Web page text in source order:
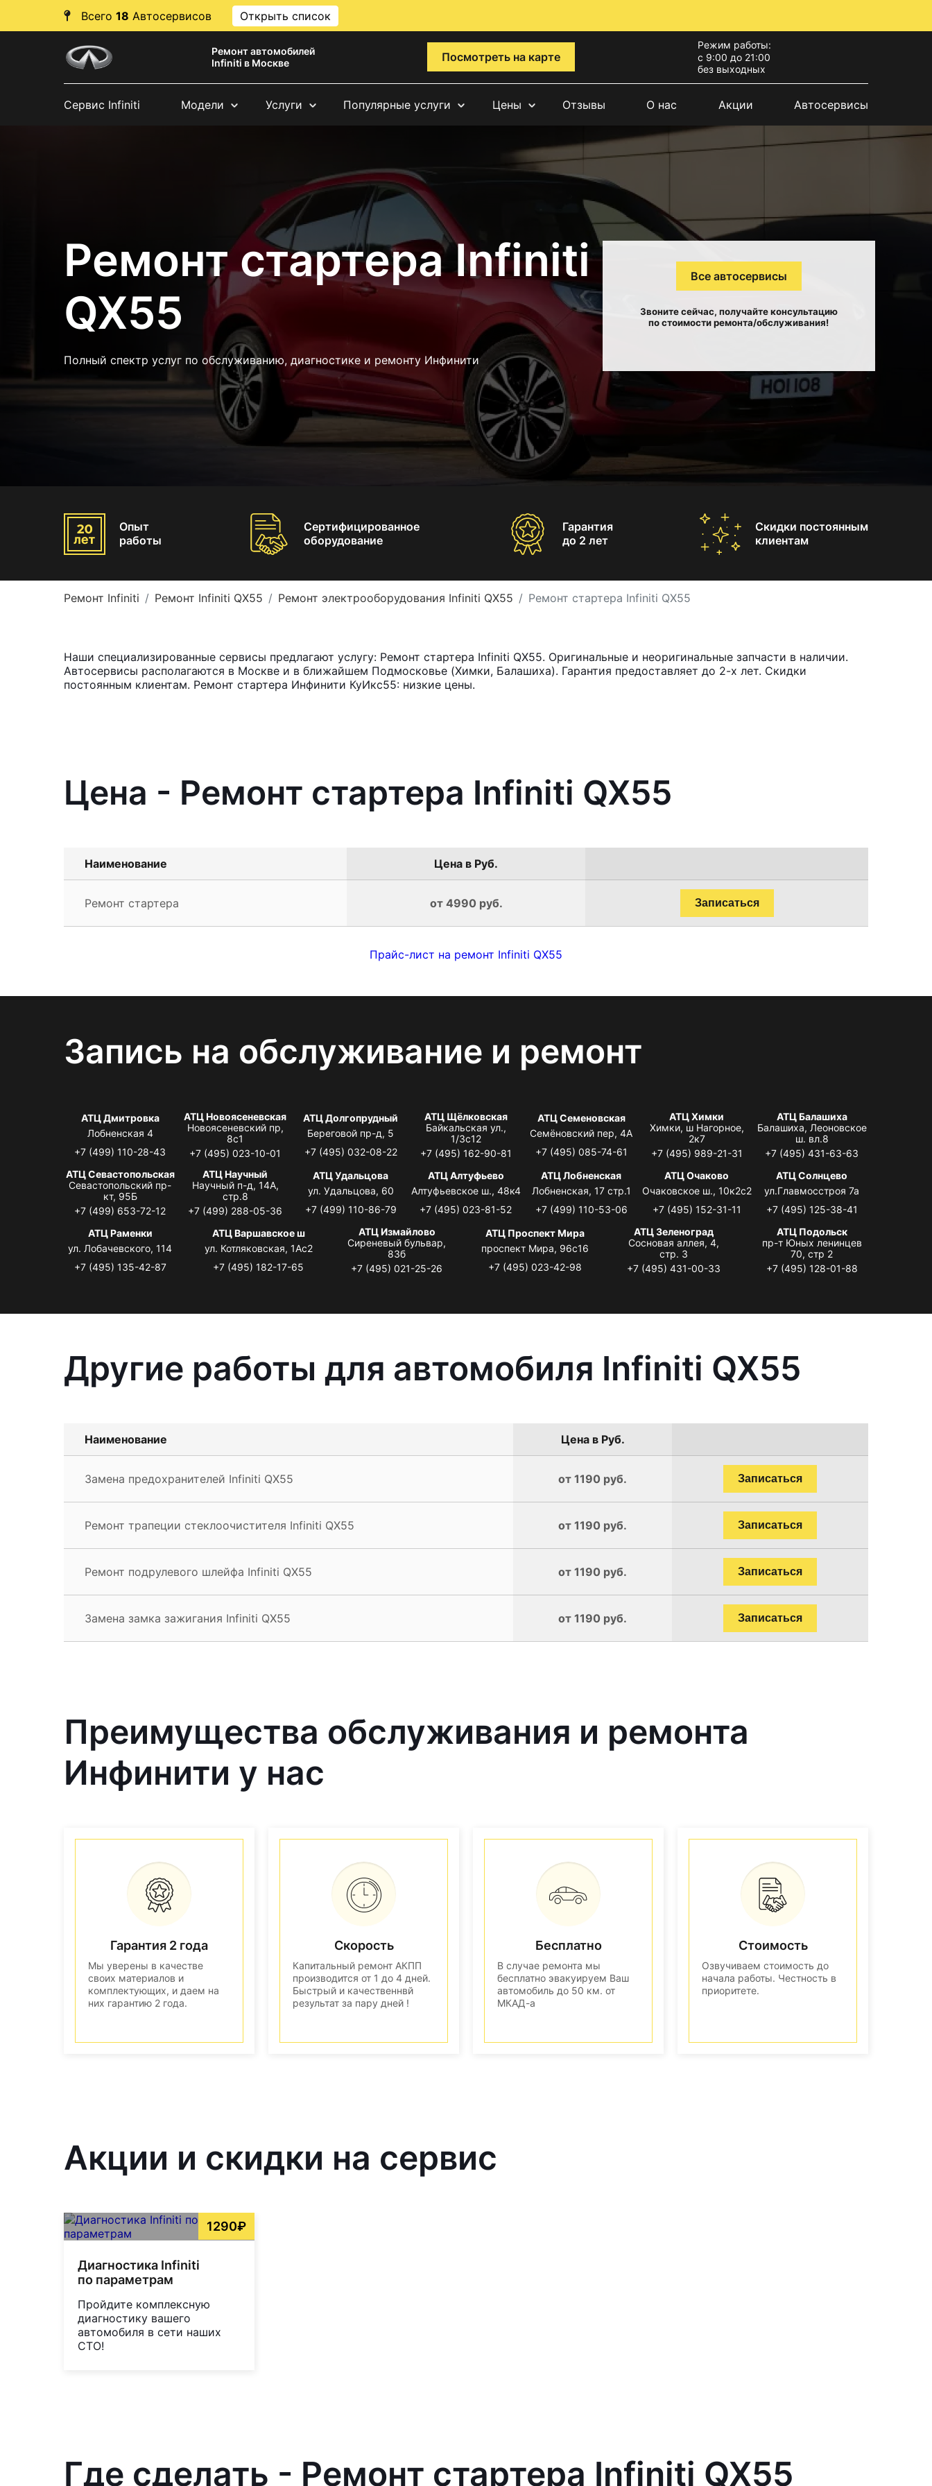
Всего 18 Автосервисов Открыть список
Ремонт автомобилей
Infiniti в Москве
Посмотреть на карте
Режим работы:
с 9:00 до 21:00
без выходных
Сервис Infiniti Модели Услуги Популярные услуги Цены Отзывы О нас Акции Автосервисы
Ремонт стартера Infiniti
QX55
Полный спектр услуг по обслуживанию, диагностике и ремонту Инфинити
Все автосервисы
Звоните сейчас, получайте консультацию
по стоимости ремонта/обслуживания!
Опыт
работы
Сертифицированное
оборудование
Гарантия
до 2 лет
Скидки постоянным
клиентам
Ремонт Infiniti Ремонт Infiniti QX55 Ремонт электрооборудования Infiniti QX55 Ремонт стартера Infiniti QX55
Наши специализированные сервисы предлагают услугу: Ремонт стартера Infiniti QX55. Оригинальные и неоригинальные запчасти в наличии.
Автосервисы располагаются в Москве и в ближайшем Подмосковье (Химки, Балашиха). Гарантия предоставляет до 2-х лет. Скидки
постоянным клиентам. Ремонт стартера Инфинити КуИкс55: низкие цены.
Цена - Ремонт стартера Infiniti QX55
Наименование Цена в Руб.
Ремонт стартера от 4990 руб. Записаться
Прайс-лист на ремонт Infiniti QX55
Запись на обслуживание и ремонт
АТЦ Дмитровка
Лобненская 4
+7 (499) 110-28-43
АТЦ Новоясеневская
Новоясеневский пр,
8с1
+7 (495) 023-10-01
АТЦ Долгопрудный
Береговой пр-д, 5
+7 (495) 032-08-22
АТЦ Щёлковская
Байкальская ул.,
1/3с12
+7 (495) 162-90-81
АТЦ Семеновская
Семёновский пер, 4А
+7 (495) 085-74-61
АТЦ Химки
Химки, ш Нагорное,
2к7
+7 (495) 989-21-31
АТЦ Балашиха
Балашиха, Леоновское
ш. вл.8
+7 (495) 431-63-63
АТЦ Севастопольская
Севастопольский пр-
кт, 95Б
+7 (499) 653-72-12
АТЦ Научный
Научный п-д, 14А,
стр.8
+7 (499) 288-05-36
АТЦ Удальцова
ул. Удальцова, 60
+7 (499) 110-86-79
АТЦ Алтуфьево
Алтуфьевское ш., 48к4
+7 (495) 023-81-52
АТЦ Лобненская
Лобненская, 17 стр.1
+7 (499) 110-53-06
АТЦ Очаково
Очаковское ш., 10к2с2
+7 (495) 152-31-11
АТЦ Солнцево
ул.Главмосстроя 7а
+7 (495) 125-38-41
АТЦ Раменки
ул. Лобачевского, 114
+7 (495) 135-42-87
АТЦ Варшавское ш
ул. Котляковская, 1Ас2
+7 (495) 182-17-65
АТЦ Измайлово
Сиреневый бульвар,
83б
+7 (495) 021-25-26
АТЦ Проспект Мира
проспект Мира, 96с16
+7 (495) 023-42-98
АТЦ Зеленоград
Сосновая аллея, 4,
стр. 3
+7 (495) 431-00-33
АТЦ Подольск
пр-т Юных ленинцев
70, стр 2
+7 (495) 128-01-88
Другие работы для автомобиля Infiniti QX55
Наименование Цена в Руб.
Замена предохранителей Infiniti QX55 от 1190 руб. Записаться
Ремонт трапеции стеклоочистителя Infiniti QX55 от 1190 руб. Записаться
Ремонт подрулевого шлейфа Infiniti QX55 от 1190 руб. Записаться
Замена замка зажигания Infiniti QX55 от 1190 руб. Записаться
Преимущества обслуживания и ремонта
Инфинити у нас
Гарантия 2 года
Мы уверены в качестве
своих материалов и
комплектующих, и даем на
них гарантию 2 года.
Скорость
Капитальный ремонт АКПП
производится от 1 до 4 дней.
Быстрый и качественнвй
результат за пару дней !
Бесплатно
В случае ремонта мы
бесплатно эвакуируем Ваш
автомобиль до 50 км. от
МКАД-а
Стоимость
Озвучиваем стоимость до
начала работы. Честность в
приоритете.
Акции и скидки на сервис
1290₽
Диагностика Infiniti
по параметрам
Пройдите комплексную
диагностику вашего
автомобиля в сети наших
СТО!
Где сделать - Ремонт стартера Infiniti QX55